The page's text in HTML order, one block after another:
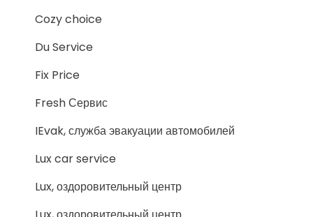
Cozy choice
Du Service
Fix Price
Fresh Сервис
IEvak, служба эвакуации автомобилей
Lux car service
Lux, оздоровительный центр